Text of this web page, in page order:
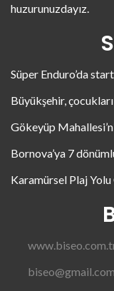
huzurunuzdayız.
Süper Enduro’da
Büyükşehir,
Gökeyüp
Bornova’ya 7
Karamürsel Plaj
biseo@gmail.com